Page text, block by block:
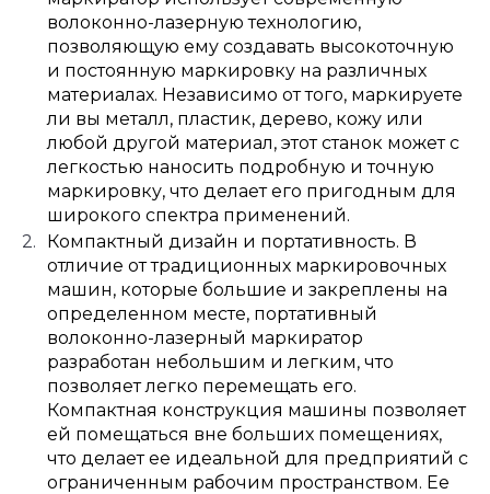
волоконно-лазерную технологию,
позволяющую ему создавать высокоточную
и постоянную маркировку на различных
материалах. Независимо от того, маркируете
ли вы металл, пластик, дерево, кожу или
любой другой материал, этот станок может с
легкостью наносить подробную и точную
маркировку, что делает его пригодным для
широкого спектра применений.
Компактный дизайн и портативность. В
отличие от традиционных маркировочных
машин, которые большие и закреплены на
определенном месте, портативный
волоконно-лазерный маркиратор
разработан небольшим и легким, что
позволяет легко перемещать его.
Компактная конструкция машины позволяет
ей помещаться вне больших помещениях,
что делает ее идеальной для предприятий с
ограниченным рабочим пространством. Ее